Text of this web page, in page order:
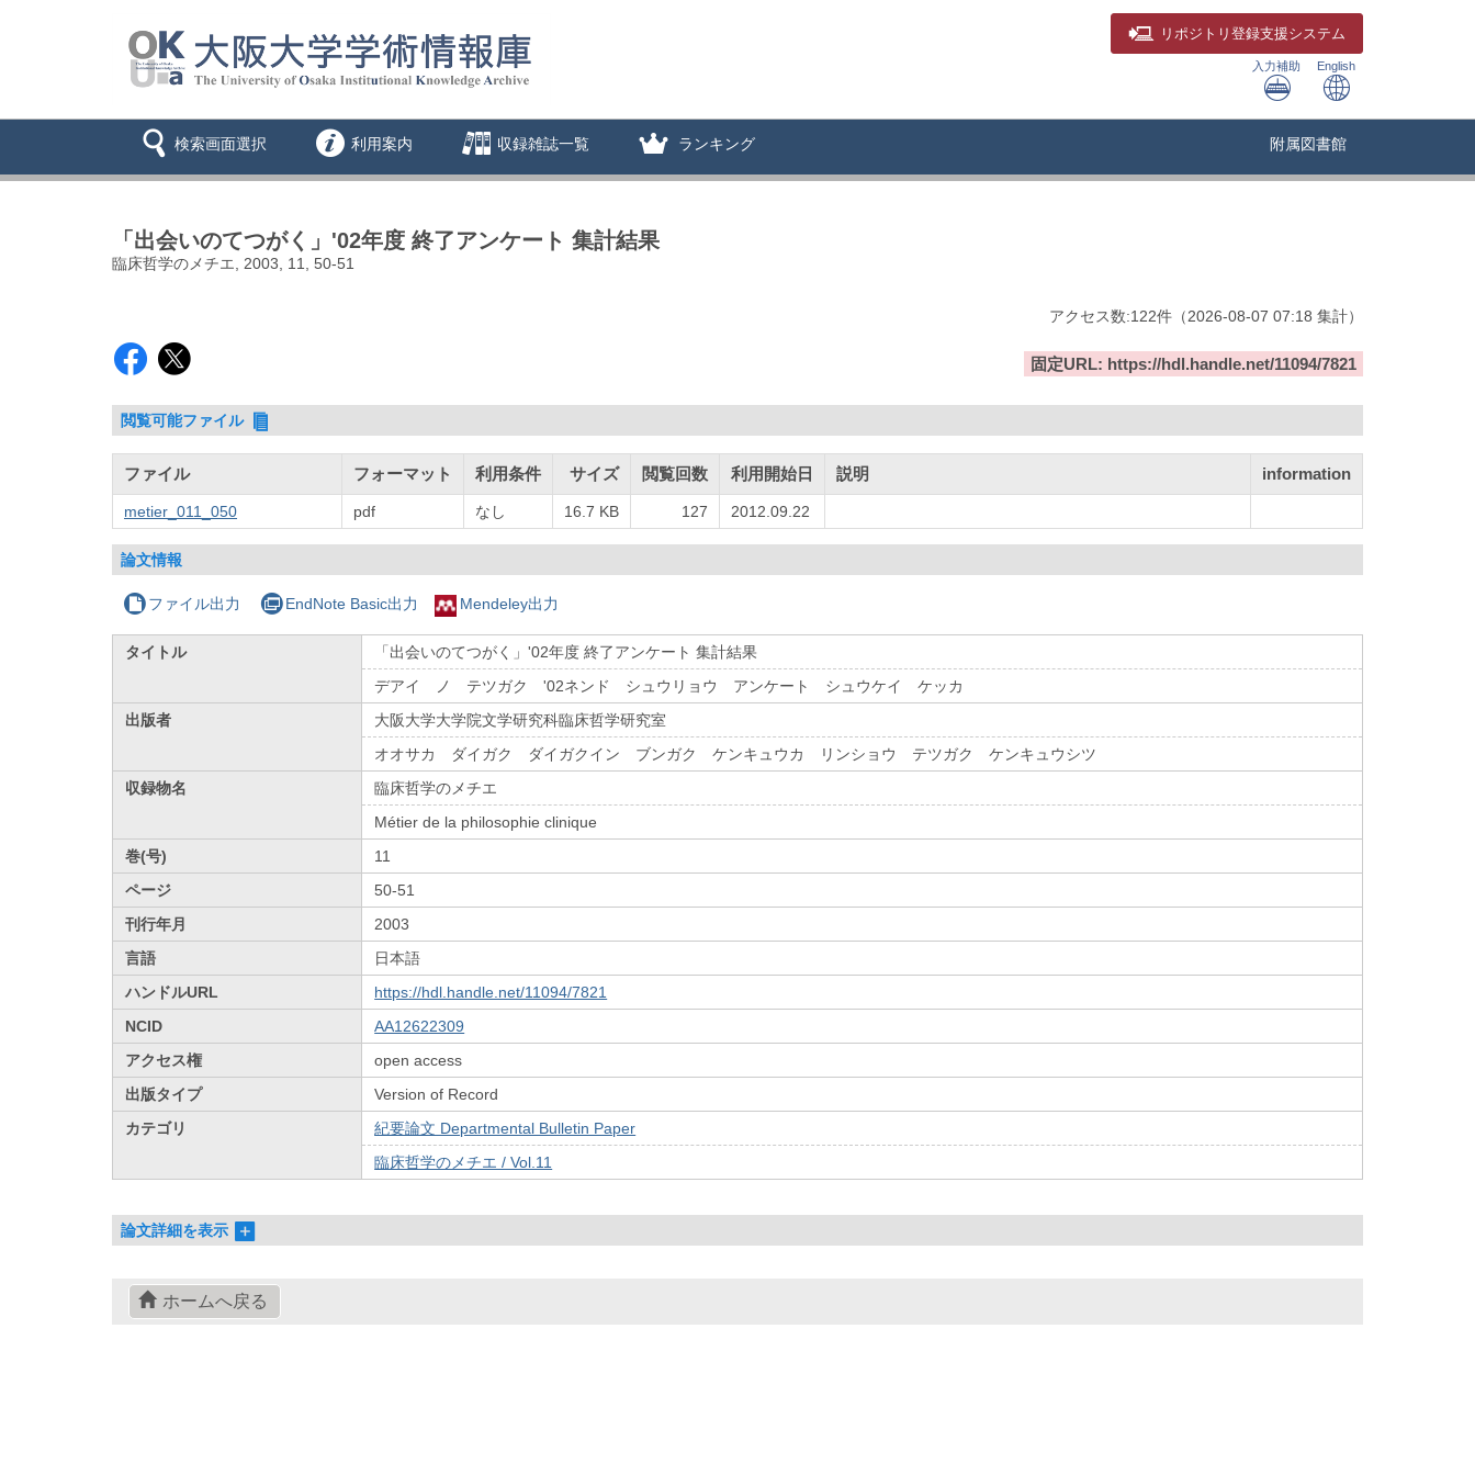
リポジトリ 登録支援システム
入力補助 English
検索画面選択 利用案内 収録雑誌一覧 ランキング 附属図書館
「出会いのてつがく」'02年度 終了アンケート 集計結果
臨床哲学のメチエ, 2003, 11, 50-51
アクセス数:122件 （2026-08-07 07:18 集計）
固定URL: https://hdl.handle.net/11094/7821
閲覧可能ファイル
ファイル フォーマット 利用条件 サイズ 閲覧回数 利用開始日 説明 information
metier_011_050 pdf なし 16.7 KB 127 2012.09.22
論文情報
ファイル出力 EndNote Basic出力 Mendeley出力
タイトル
「出会いのてつがく」'02年度 終了アンケート 集計結果
デアイ ノ テツガク '02ネンド シュウリョウ アンケート シュウケイ ケッカ
出版者
大阪大学大学院文学研究科臨床哲学研究室
オオサカ ダイガク ダイガクイン ブンガク ケンキュウカ リンショウ テツガク ケンキュウシツ
収録物名
臨床哲学のメチエ
Métier de la philosophie clinique
巻(号)
11
ページ
50-51
刊行年月
2003
言語
日本語
ハンドルURL
https://hdl.handle.net/11094/7821
NCID
AA12622309
アクセス権
open access
出版タイプ
Version of Record
カテゴリ
紀要論文 Departmental Bulletin Paper
臨床哲学のメチエ / Vol.11
論文詳細を表示
ホームへ戻る